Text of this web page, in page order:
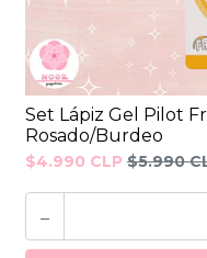
Set Lápiz Gel Pilot
Rosado/Burdeo
$4.990 CLP $5.990
-